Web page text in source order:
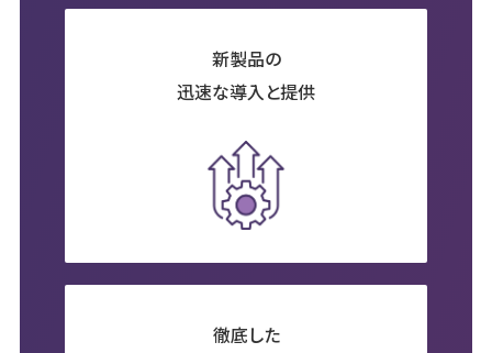
> カタログ一覧ダウンロード
新製品の
迅速な導入と提供
徹底した